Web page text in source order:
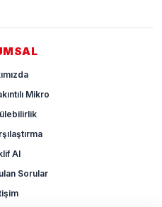
Mikro
Al
Sorular